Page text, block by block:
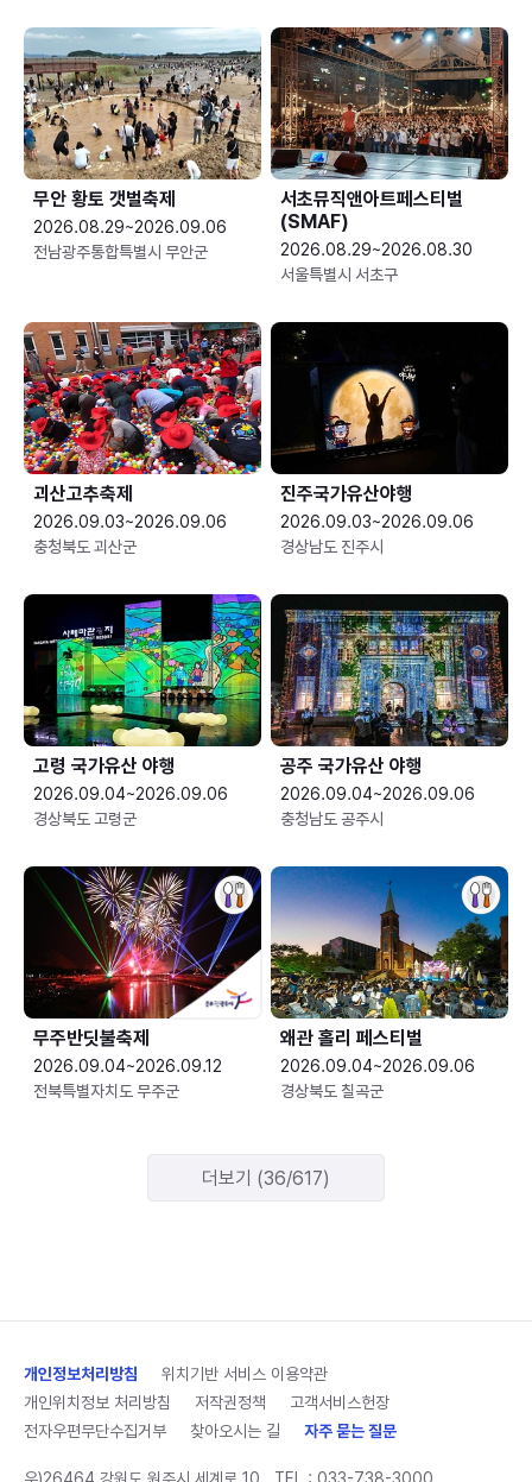
무안 황토 갯벌축제
2026.08.29~2026.09.06
전남광주통합특별시 무안군
서초뮤직앤아트페스티벌
(SMAF)
2026.08.29~2026.08.30
서울특별시 서초구
괴산고추축제
2026.09.03~2026.09.06
충청북도 괴산군
진주국가유산야행
2026.09.03~2026.09.06
경상남도 진주시
고령 국가유산 야행
2026.09.04~2026.09.06
경상북도 고령군
공주 국가유산 야행
2026.09.04~2026.09.06
충청남도 공주시
무주반딧불축제
2026.09.04~2026.09.12
전북특별자치도 무주군
왜관 홀리 페스티벌
2026.09.04~2026.09.06
경상북도 칠곡군
더보기 (36/617)
개인정보처리방침
위치기반 서비스 이용약관
개인위치정보 처리방침
저작권정책
고객서비스헌장
전자우편무단수집거부
찾아오시는 길 자주 묻는 질문